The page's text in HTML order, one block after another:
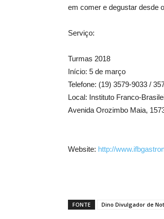
em comer e degustar desde
Serviço:
Turmas 2018
Início: 5 de março
Telefone: (19) 3579-9033 /
Local: Instituto Franco-
Avenida Orozimbo Maia,
Website: http://
FONTE Dino Divulgador de